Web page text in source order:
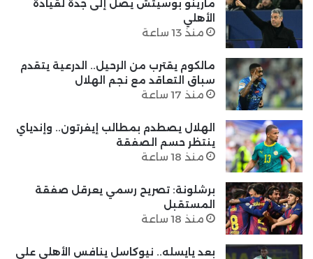
مارينو بوسيتش يصل إلى جدة لقيادة
الأهلي
منذ 13 ساعة
مالكوم يقترب من الرحيل.. الدرعية يتقدم
سباق التعاقد مع نجم الهلال
منذ 17 ساعة
الهلال يصطدم بمطالب إيفرتون.. وإندياي
ينتظر حسم الصفقة
منذ 18 ساعة
برشلونة: تصريح رسمي يعرقل صفقة
المستقبل
منذ 18 ساعة
بعد يايسله.. نيوكاسل ينافس الأهلي على